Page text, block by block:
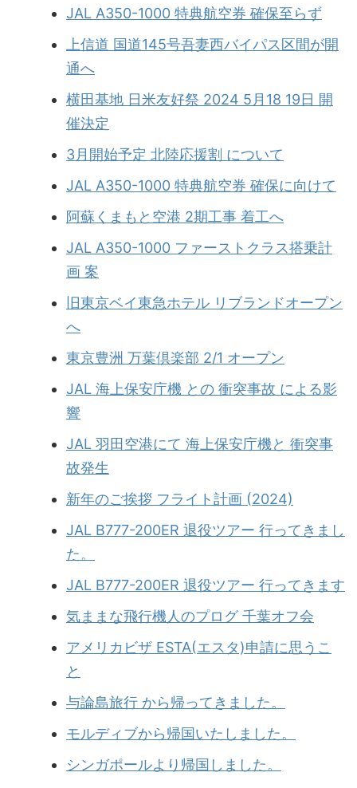
JAL A350-1000 特典航空券 確保至らず
上信道 国道145号吾妻西バイパス区間が開
通へ
横田基地 日米友好祭 2024 5月18 19日 開
催決定
3月開始予定 北陸応援割 について
JAL A350-1000 特典航空券 確保に向けて
阿蘇くまもと空港 2期工事 着工へ
JAL A350-1000 ファーストクラス搭乗計
画 案
旧東京ベイ東急ホテル リブランドオープン
へ
東京豊洲 万葉倶楽部 2/1 オープン
JAL 海上保安庁機 との 衝突事故 による影
響
JAL 羽田空港にて 海上保安庁機と 衝突事
故発生
新年のご挨拶 フライト計画 (2024)
JAL B777-200ER 退役ツアー 行ってきまし
た。
JAL B777-200ER 退役ツアー 行ってきます
気ままな飛行機人のプログ 千葉オフ会
アメリカビザ ESTA(エスタ)申請に思うこ
と
与論島旅行 から帰ってきました。
モルディブから帰国いたしました。
シンガポールより帰国しました。